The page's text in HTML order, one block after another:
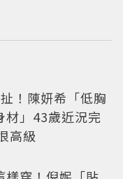
！陳妍希「低胸
材」43歲近況完
高級